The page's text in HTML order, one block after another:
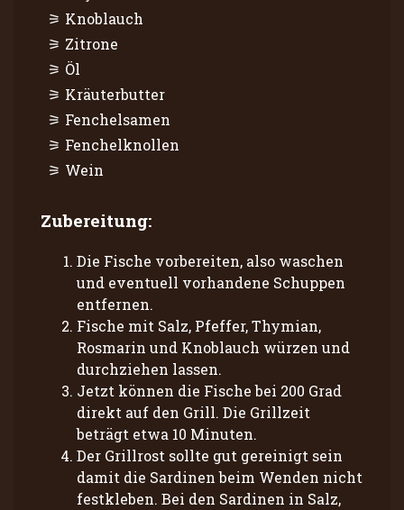
Knoblauch
Zitrone
Öl
Kräuterbutter
Fenchelsamen
Fenchelknollen
Wein
Zubereitung:
Die Fische vorbereiten, also waschen
und eventuell vorhandene Schuppen
entfernen.
Fische mit Salz, Pfeffer, Thymian,
Rosmarin und Knoblauch würzen und
durchziehen lassen.
Jetzt können die Fische bei 200 Grad
direkt auf den Grill. Die Grillzeit
beträgt etwa 10 Minuten.
Der Grillrost sollte gut gereinigt sein
damit die Sardinen beim Wenden nicht
festkleben. Bei den Sardinen in Salz,